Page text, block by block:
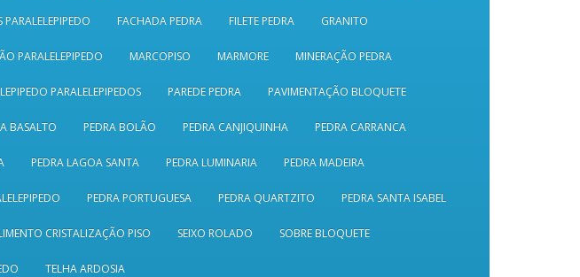
FACHADA PEDRA FILETE PEDRA GRANITO
PARALELEPIPEDO MARCOPISO MARMORE MINERAÇÃO PEDRA
PARALELEPIPEDOS PAREDE PEDRA PAVIMENTAÇÃO BLOQUETE
BASALTO PEDRA BOLÃO PEDRA CANJIQUINHA PEDRA CARRANCA
PEDRA LAGOA SANTA PEDRA LUMINARIA PEDRA MADEIRA
PEDRA PORTUGUESA PEDRA QUARTZITO PEDRA SANTA ISABEL
CRISTALIZAÇÃO PISO SEIXO ROLADO SOBRE BLOQUETE
TELHA ARDOSIA